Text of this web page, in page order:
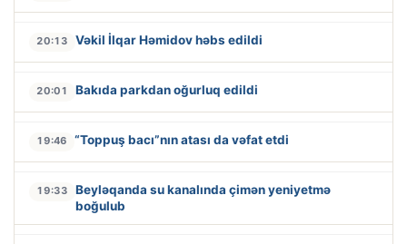
20:13 Vəkil İlqar Həmidov həbs edildi
20:01 Bakıda parkdan oğurluq edildi
19:46 “Toppuş bacı”nın atası da vəfat etdi
19:33
Beyləqanda su kanalında çimən yeniyetmə
boğulub